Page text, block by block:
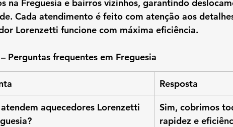
na Freguesia e bairros vizinhos, garantindo
Cada atendimento é feito com atenção aos
Lorenzetti funcione com máxima eficiência.
Perguntas frequentes em Freguesia
Resposta
aquecedores Lorenzetti
Sim, cobrimos
rapidez e